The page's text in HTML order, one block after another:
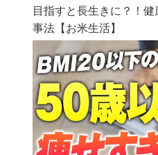
目指すと長生きに？！
事法【お米生活】